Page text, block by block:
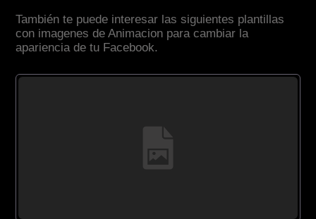
También te puede interesar las siguientes plantillas
con imagenes de Animacion para cambiar la
apariencia de tu Facebook.